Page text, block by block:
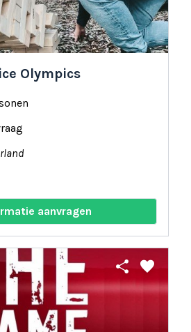
Olympics
aanvragen
share favorite